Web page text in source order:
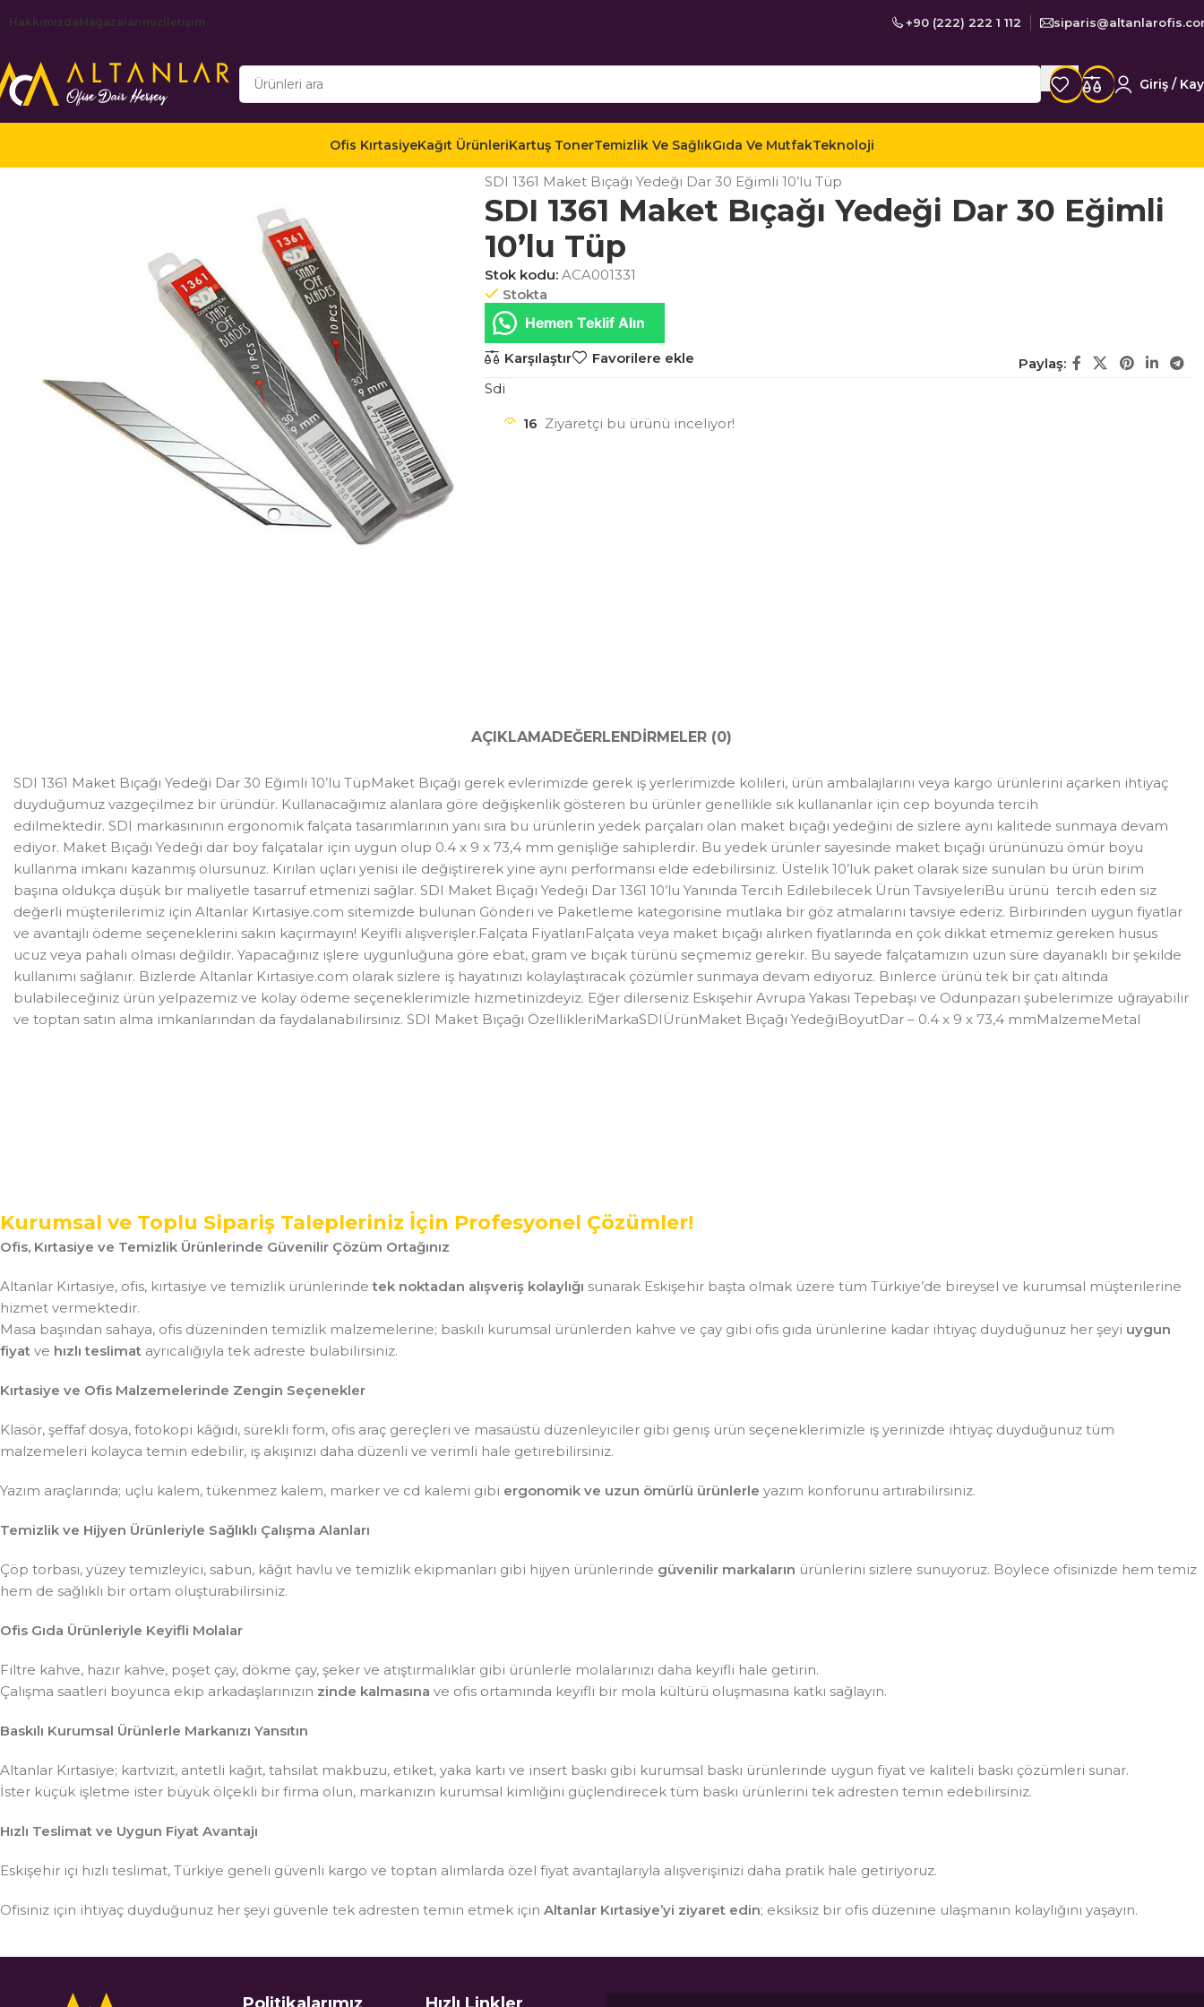
HakkımızdaMağazalarımız İletişim +90 (222) 222 1 112
Giriş /
Ofis KırtasiyeKağıt ÜrünleriKartuş TonerTemizlik Ve SağlıkGıda Ve MutfakTeknoloji
SDI 1361 Maket Bıçağı Yedeği Dar 30 Eğimli 10’lu Tüp
SDI 1361 Maket Bıçağı Yedeği Dar 30 Eğimli
10’lu Tüp
Stok kodu: ACA001331
Stokta
Hemen Teklif Alın
Karşılaştır Favorilere ekle
Paylaş:
Sdi
16 Ziyaretçi bu ürünü inceliyor!
AÇIKLAMADEĞERLENDIRMELER (0)
SDI 1361 Maket Bıçağı Yedeği Dar 30 Eğimli 10’lu TüpMaket Bıçağı gerek evlerimizde gerek iş yerlerimizde kolileri, ürün ambalajlarını veya kargo ürünlerini açarken ihtiyaç
duyduğumuz vazgeçilmez bir üründür. Kullanacağımız alanlara göre değişkenlik gösteren bu ürünler genellikle sık kullananlar için cep boyunda tercih
edilmektedir. SDI markasınının ergonomik falçata tasarımlarının yanı sıra bu ürünlerin yedek parçaları olan maket bıçağı yedeğini de sizlere aynı kalitede sunmaya devam
ediyor. Maket Bıçağı Yedeği dar boy falçatalar için uygun olup 0.4 x 9 x 73,4 mm genişliğe sahiplerdir. Bu yedek ürünler sayesinde maket bıçağı ürününüzü ömür boyu
kullanma imkanı kazanmış olursunuz. Kırılan uçları yenisi ile değiştirerek yine aynı performansı elde edebilirsiniz. Üstelik 10’luk paket olarak size sunulan bu ürün birim
başına oldukça düşük bir maliyetle tasarruf etmenizi sağlar. SDI Maket Bıçağı Yedeği Dar 1361 10’lu Yanında Tercih Edilebilecek Ürün TavsiyeleriBu ürünü tercih eden siz
değerli müşterilerimiz için Altanlar Kırtasiye.com sitemizde bulunan Gönderi ve Paketleme kategorisine mutlaka bir göz atmalarını tavsiye ederiz. Birbirinden uygun fiyatlar
ve avantajlı ödeme seçeneklerini sakın kaçırmayın! Keyifli alışverişler.Falçata FiyatlarıFalçata veya maket bıçağı alırken fiyatlarında en çok dikkat etmemiz gereken husus
ucuz veya pahalı olması değildir. Yapacağınız işlere uygunluğuna göre ebat, gram ve bıçak türünü seçmemiz gerekir. Bu sayede falçatamızın uzun süre dayanaklı bir şekilde
kullanımı sağlanır. Bizlerde Altanlar Kırtasiye.com olarak sizlere iş hayatınızı kolaylaştıracak çözümler sunmaya devam ediyoruz. Binlerce ürünü tek bir çatı altında
bulabileceğiniz ürün yelpazemiz ve kolay ödeme seçeneklerimizle hizmetinizdeyiz. Eğer dilerseniz Eskişehir Avrupa Yakası Tepebaşı ve Odunpazarı şubelerimize uğrayabilir
ve toptan satın alma imkanlarından da faydalanabilirsiniz. SDI Maket Bıçağı ÖzellikleriMarkaSDIÜrünMaket Bıçağı YedeğiBoyutDar – 0.4 x 9 x 73,4 mmMalzemeMetal
Kurumsal ve Toplu Sipariş Talepleriniz İçin Profesyonel Çözümler!
Ofis, Kırtasiye ve Temizlik Ürünlerinde Güvenilir Çözüm Ortağınız
Altanlar Kırtasiye, ofis, kırtasiye ve temizlik ürünlerindetek noktadan alışveriş kolaylığı sunarak Eskişehir başta olmak üzere tüm Türkiye’de bireysel ve kurumsal müşterilerine
hizmet vermektedir.
Masa başından sahaya, ofis düzeninden temizlik malzemelerine; baskılı kurumsal ürünlerden kahve ve çay gibi ofis gıda ürünlerine kadar ihtiyaç duyduğunuz her şeyi uygun
fiyat ve hızlı teslimat ayrıcalığıyla tek adreste bulabilirsiniz.
Kırtasiye ve Ofis Malzemelerinde Zengin Seçenekler
Klasör, şeffaf dosya, fotokopi kâğıdı, sürekli form, ofis araç gereçleri ve masaüstü düzenleyiciler gibi geniş ürün seçeneklerimizle iş yerinizde ihtiyaç duyduğunuz tüm
malzemeleri kolayca temin edebilir, iş akışınızı daha düzenli ve verimli hale getirebilirsiniz.
Yazım araçlarında; uçlu kalem, tükenmez kalem, marker ve cd kalemi gibi ergonomik ve uzun ömürlü ürünlerle yazım konforunu artırabilirsiniz.
Temizlik ve Hijyen Ürünleriyle Sağlıklı Çalışma Alanları
Çöp torbası, yüzey temizleyici, sabun, kâğıt havlu ve temizlik ekipmanları gibi hijyen ürünlerinde güvenilir markaların ürünlerini sizlere sunuyoruz. Böylece ofisinizde hem temiz
hem de sağlıklı bir ortam oluşturabilirsiniz.
Ofis Gıda Ürünleriyle Keyifli Molalar
Filtre kahve, hazır kahve, poşet çay, dökme çay, şeker ve atıştırmalıklar gibi ürünlerle molalarınızı daha keyifli hale getirin.
Çalışma saatleri boyunca ekip arkadaşlarınızın zinde kalmasına ve ofis ortamında keyifli bir mola kültürü oluşmasına katkı sağlayın.
Baskılı Kurumsal Ürünlerle Markanızı Yansıtın
Altanlar Kırtasiye; kartvizit, antetli kağıt, tahsilat makbuzu, etiket, yaka kartı ve insert baskı gibi kurumsal baskı ürünlerinde uygun fiyat ve kaliteli baskı çözümleri sunar.
İster küçük işletme ister büyük ölçekli bir firma olun, markanızın kurumsal kimliğini güçlendirecek tüm baskı ürünlerini tek adresten temin edebilirsiniz.
Hızlı Teslimat ve Uygun Fiyat Avantajı
Eskişehir içi hızlı teslimat, Türkiye geneli güvenli kargo ve toptan alımlarda özel fiyat avantajlarıyla alışverişinizi daha pratik hale getiriyoruz.
Ofisiniz için ihtiyaç duyduğunuz her şeyi güvenle tek adresten temin etmek için Altanlar Kırtasiye’yi ziyaret edin; eksiksiz bir ofis düzenine ulaşmanın kolaylığını yaşayın.
Politikalarımız Hızlı Linkler